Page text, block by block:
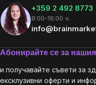
+359 2 492 8773
8:00-16:00 ч.
Абонирайте се за
и получавайте съвети за
ексклузивни оферти и